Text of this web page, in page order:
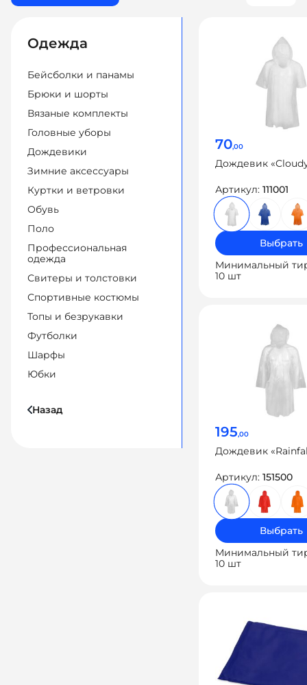
Одежда
Бейсболки и панамы
Брюки и шорты
Вязаные комплекты
Головные уборы
Дождевики
Зимние аксессуары
Куртки и ветровки
Обувь
Поло
Профессиональная
одежда
Свитеры и толстовки
Спортивные костюмы
Топы и безрукавки
Футболки
Шарфы
Юбки
Назад
70,00
Дождевик
Артикул: 111001
Выбрать
Минимальный
10 шт
195,00
Дождевик
Артикул: 151500
Выбрать
Минимальный
10 шт